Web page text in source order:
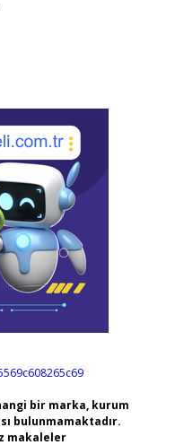
bir marka, kurum
bulunmamaktadır.
makaleler